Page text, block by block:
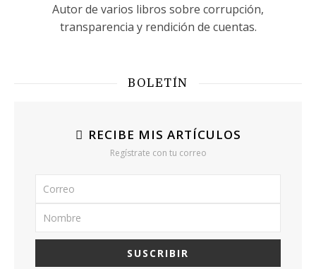
Autor de varios libros sobre corrupción,
transparencia y rendición de cuentas.
BOLETÍN
RECIBE MIS ARTÍCULOS
Regístrate con tu correo